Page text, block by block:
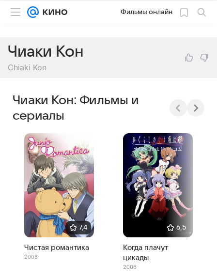
Фильмы онлайн
Чиаки Кон
Chiaki Kon
Чиаки Кон: Фильмы и
сериалы
7,4
Чистая романтика
2008
6,5
Когда плачут
цикады
2006